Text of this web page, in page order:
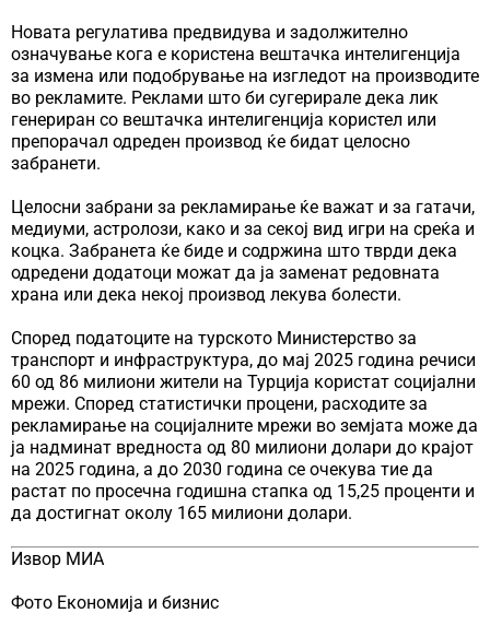
Новата регулатива предвидува и задолжително
означување кога е користена вештачка интелигенција
за измена или подобрување на изгледот на производите
во рекламите. Реклами што би сугерирале дека лик
генериран со вештачка интелигенција користел или
препорачал одреден производ ќе бидат целосно
забранети.
Целосни забрани за рекламирање ќе важат и за гатачи,
медиуми, астролози, како и за секој вид игри на среќа и
коцка. Забранета ќе биде и содржина што тврди дека
одредени додатоци можат да ја заменат редовната
храна или дека некој производ лекува болести.
Според податоците на турското Министерство за
транспорт и инфраструктура, до мај 2025 година речиси
60 од 86 милиони жители на Турција користат социјални
мрежи. Според статистички процени, расходите за
рекламирање на социјалните мрежи во земјата може да
ја надминат вредноста од 80 милиони долари до крајот
на 2025 година, а до 2030 година се очекува тие да
растат по просечна годишна стапка од 15,25 проценти и
да достигнат околу 165 милиони долари.
Извор МИА
Фото Економија и бизнис